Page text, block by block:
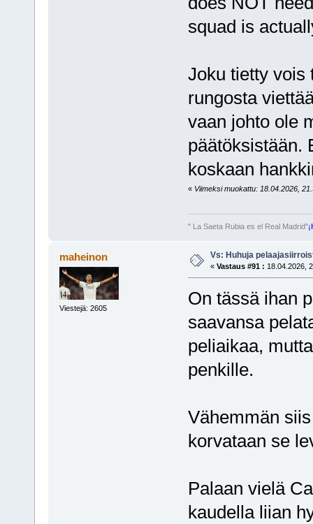
squad is
Joku tietty vois
rungosta
vaan johto ole
päätöksistään.
koskaan
« Viimeksi muokattu: 18.04.2026,
" La Saeta Rubia es el Real Madrid"
maheinon
Viestejä: 2605
Vs: Huhuja
« Vastaus #91 : 18.04.2026,
On tässä ihan
saavansa
peliaikaa,
penkille.
Vähemmän
korvataan se
Palaan vielä
kaudella liian